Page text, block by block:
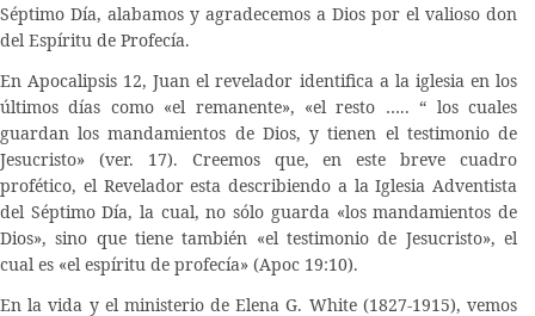
Séptimo Día, alabamos y agradecemos a Dios por el valioso don
del Espíritu de Profecía.
En Apocalipsis 12, Juan el revelador identifica a la iglesia en los
últimos días como «el remanente», «el resto ….. “ los cuales
guardan los mandamientos de Dios, y tienen el testimonio de
Jesucristo» (ver. 17). Creemos que, en este breve cuadro
profético, el Revelador esta describiendo a la Iglesia Adventista
del Séptimo Día, la cual, no sólo guarda «los mandamientos de
Dios», sino que tiene también «el testimonio de Jesucristo», el
cual es «el espíritu de profecía» (Apoc 19:10).
En la vida y el ministerio de Elena G. White (1827-1915), vemos